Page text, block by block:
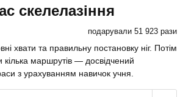
скелелазіння
подарували 51 923 рази
хвати та правильну постановку ніг. Потім
кілька маршрутів — досвідчений
з урахуванням навичок учня.